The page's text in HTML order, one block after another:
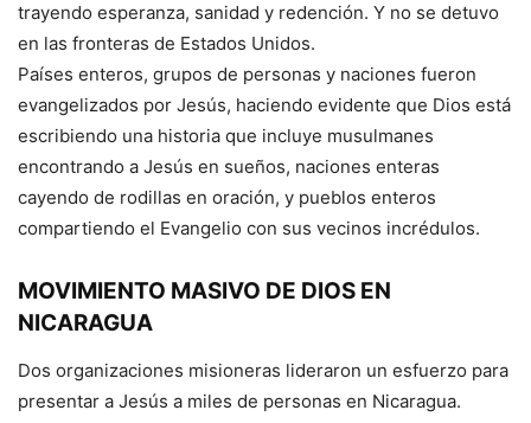
trayendo esperanza, sanidad y redención. Y no se detuvo
en las fronteras de Estados Unidos.
Países enteros, grupos de personas y naciones fueron
evangelizados por Jesús, haciendo evidente que Dios está
escribiendo una historia que incluye musulmanes
encontrando a Jesús en sueños, naciones enteras
cayendo de rodillas en oración, y pueblos enteros
compartiendo el Evangelio con sus vecinos incrédulos.
MOVIMIENTO MASIVO DE DIOS EN
NICARAGUA
Dos organizaciones misioneras lideraron un esfuerzo para
presentar a Jesús a miles de personas en Nicaragua.